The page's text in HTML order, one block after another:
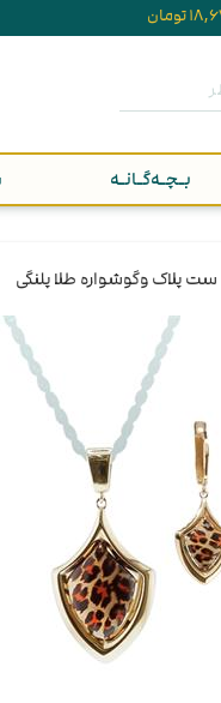
بـچـه‌گـانـه
ست پلاک وگوشواره طلا پلنگی